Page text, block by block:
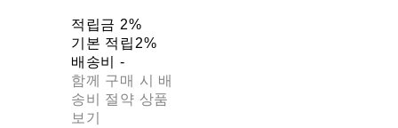
적립금 2%
기본 적립 2%
배송비 -
함께 구매 시 배
송비 절약 상품
보기